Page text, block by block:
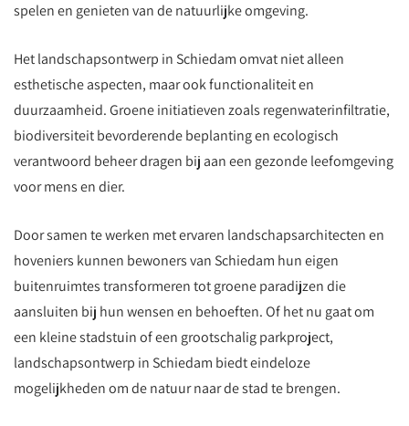
spelen en genieten van de natuurlijke omgeving.
Het landschapsontwerp in Schiedam omvat niet alleen
esthetische aspecten, maar ook functionaliteit en
duurzaamheid. Groene initiatieven zoals regenwaterinfiltratie,
biodiversiteit bevorderende beplanting en ecologisch
verantwoord beheer dragen bij aan een gezonde leefomgeving
voor mens en dier.
Door samen te werken met ervaren landschapsarchitecten en
hoveniers kunnen bewoners van Schiedam hun eigen
buitenruimtes transformeren tot groene paradijzen die
aansluiten bij hun wensen en behoeften. Of het nu gaat om
een kleine stadstuin of een grootschalig parkproject,
landschapsontwerp in Schiedam biedt eindeloze
mogelijkheden om de natuur naar de stad te brengen.